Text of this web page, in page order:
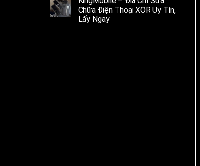
Chữa Điện Thoại XOR Uy Tín,
Lấy Ngay